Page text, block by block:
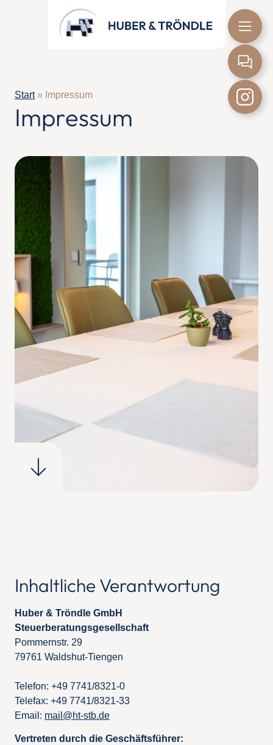
Start» Impressum
Impressum
Inhaltliche Verantwortung
Huber & Tröndle GmbH
Steuerberatungsgesellschaft
Pommernstr. 29
79761 Waldshut-Tiengen
Telefon: +49 7741/8321-0
Telefax: +49 7741/8321-33
Email: mail@ht-stb.de
Vertreten durch die Geschäftsführer: